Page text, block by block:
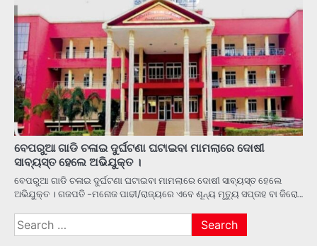
ବେପରୁଆ ଗାଡି ଚଳାଇ ଦୁର୍ଘଟଣା ଘଟାଇବା ମାମଲାରେ ଦୋଷୀ
ସାବ୍ୟସ୍ତ ହେଲେ ଅଭିଯୁକ୍ତ ।
ବେପରୁଆ ଗାଡି ଚଳାଇ ଦୁର୍ଘଟଣା ଘଟାଇବା ମାମଲାରେ ଦୋଷୀ ସାବ୍ୟସ୍ତ ହେଲେ
ଅଭିଯୁକ୍ତ । ଗଜପତି -ମନୋଜ ପାଢୀ/ରାଜ୍ୟରେ ଏବେ ଶୂନ୍ୟ ମୃତ୍ୟୁ ସପ୍ତାହ ବା ଜିରୋ…
Search
for: